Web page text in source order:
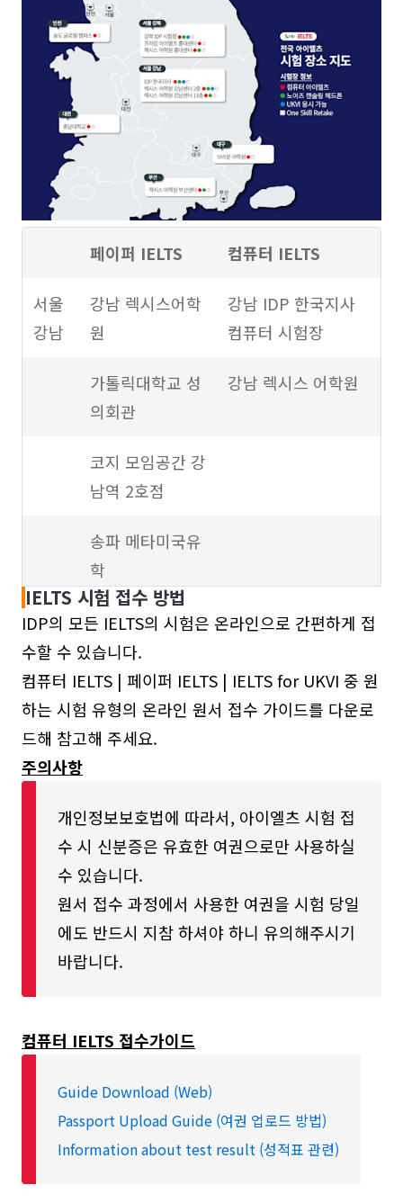
페이퍼 IELTS 컴퓨터 IELTS
서울
강남
강남 렉시스어학
원
강남 IDP 한국지사
컴퓨터 시험장
가톨릭대학교 성
의회관
강남 렉시스 어학원
코지 모임공간 강
남역 2호점
송파 메타미국유
학
서울
강북
종로 파고다어학
원
강북 IDP 컴퓨터 시
고려대학교 신촌 파고다어학원
신촌 파고다어학
명동 SKY어학원
경기
분당
분당 EJ Plus어
학원
인촌
대전
대전 스피커어학
부산
부산 렉시스어학
원
부산 렉시스어학원
IELTS 시험 접수 방법
IDP의 모든 IELTS의 시험은 온라인으로 간편하게 접
수할 수 있습니다.
컴퓨터 IELTS | 페이퍼 IELTS | IELTS for UKVI 중 원
하는 시험 유형의 온라인 원서 접수 가이드를 다운로
드해 참고해 주세요.
주의사항
개인정보보호법에 따라서, 아이엘츠 시험 접
수 시 신분증은 유효한 여권으로만 사용하실
수 있습니다.
원서 접수 과정에서 사용한 여권을 시험 당일
에도 반드시 지참 하셔야 하니 유의해주시기
바랍니다.
컴퓨터 IELTS 접수가이드
Guide Download (Web)
Passport Upload Guide (여권 업로드 방법)
Information about test result (성적표 관련)